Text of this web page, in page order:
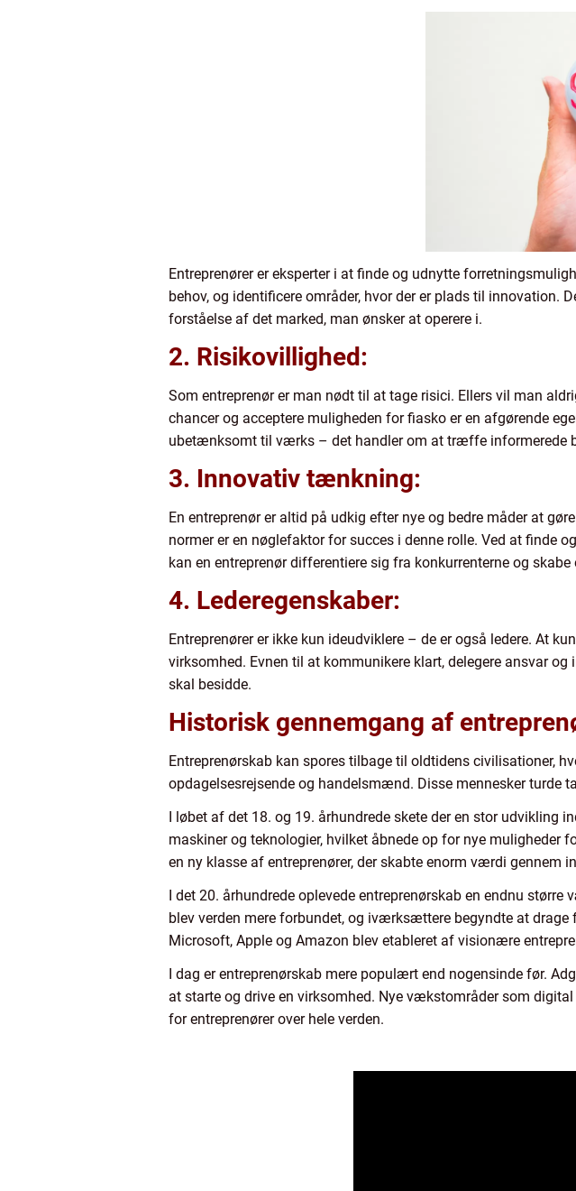
Entreprenører er eksperter i at finde og udnytte
behov, og identificere områder, hvor der er plads til
forståelse af det marked, man ønsker at operere i.
2. Risikovillighed:
Som entreprenør er man nødt til at tage risici. Ellers vil man
chancer og acceptere muligheden for fiasko er en afgørende
ubetænksomt til værks – det handler om at træffe informerede
3. Innovativ tænkning:
En entreprenør er altid på udkig efter nye og bedre måder at
normer er en nøglefaktor for succes i denne rolle. Ved at finde
kan en entreprenør differentiere sig fra konkurrenterne og
4. Lederegenskaber:
Entreprenører er ikke kun ideudviklere – de er også ledere. At
virksomhed. Evnen til at kommunikere klart, delegere ansvar
skal besidde.
Historisk gennemgang af
Entreprenørskab kan spores tilbage til oldtidens civilisationer,
opdagelsesrejsende og handelsmænd. Disse mennesker turde
I løbet af det 18. og 19. århundrede skete der en stor udvikling
maskiner og teknologier, hvilket åbnede op for nye muligheder
en ny klasse af entreprenører, der skabte enorm værdi gennem
I det 20. århundrede oplevede entreprenørskab en endnu
blev verden mere forbundet, og iværksættere begyndte at
Microsoft, Apple og Amazon blev etableret af visionære
I dag er entreprenørskab mere populært end nogensinde før.
at starte og drive en virksomhed. Nye vækstområder som
for entreprenører over hele verden.